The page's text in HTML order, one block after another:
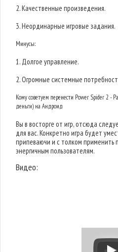
2. Качественные произведения.
3. Неординарные игровые задания.
Минусы:
1. Долгое управление.
2. Огромные системные
Кому советуем перенести Power Spider 2 -
деньги) на Андроид
Вы в восторге от игр, отсюда
для вас. Конкретно игра будет
припеваючи и с толком применить
энергичным пользователям.
Видео: